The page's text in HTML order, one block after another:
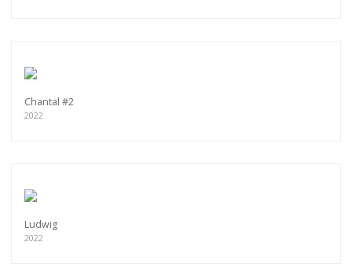
Chantal #2
2022
Ludwig
2022